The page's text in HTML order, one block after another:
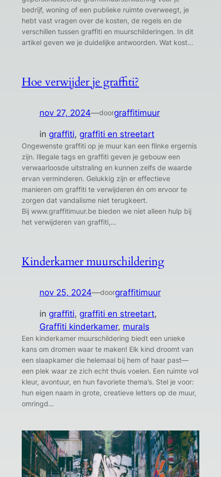
bedrijf, woning of een publieke ruimte overweegt, je
hebt vast vragen over de kosten, de regels en de
verschillen tussen graffiti en muurschilderingen. In dit
artikel geven we je duidelijke antwoorden. Wat kost…
Hoe verwijder je graffiti?
nov 27, 2024—doorgraffitimuur
in graffiti, graffiti en streetart
Ongewenste graffiti op je muur kan een flinke ergernis
zijn. Illegale tags en graffiti geven je gebouw een
verwaarloosde uitstraling en kunnen zelfs de waarde
ervan verminderen. Gelukkig zijn er effectieve
manieren om graffiti te verwijderen én om ervoor te
zorgen dat vandalisme niet terugkeert.
Bij www.graffitimuur.be bieden we niet alleen hulp bij
het verwijderen van graffiti,…
Kinderkamer muurschildering
nov 25, 2024—doorgraffitimuur
in graffiti, graffiti en streetart
Graffiti kinderkamer, murals
Een kinderkamer muurschildering biedt een unieke
kans om dromen waar te maken! Elk kind droomt van
een slaapkamer die helemaal bij hem of haar past—
een plek waar ze zich echt thuis voelen. Een ruimte vol
kleur, avontuur, en hun favoriete thema’s. Stel je voor:
hun eigen naam in grote, creatieve letters op de muur,
omringd…